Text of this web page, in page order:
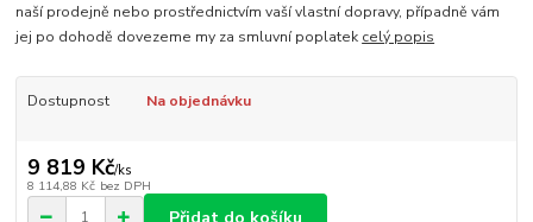
naší prodejně nebo prostřednictvím vaší vlastní dopravy, případně vám
jej po dohodě dovezeme my za smluvní poplatek celý popis
Dostupnost Na objednávku
9 819 Kč/ks
8 114,88 Kč bez DPH
Přidat do košíku